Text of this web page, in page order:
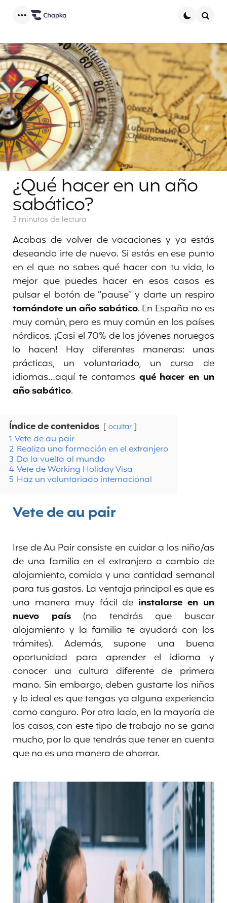
¿Qué hacer en un año
sabático?
3 minutosde lectura
Acabas de volver de vacaciones y ya estás
deseando irte de nuevo. Si estás en ese punto
en el que no sabes qué hacer con tu vida, lo
mejor que puedes hacer en esos casos es
pulsar el botón de “pause” y darte un respiro
tomándote un año sabático. En España no es
muy común, pero es muy común en los países
nórdicos. ¡Casi el 70% de los jóvenes noruegos
lo hacen! Hay diferentes maneras: unas
prácticas, un voluntariado, un curso de
idiomas…aquí te contamosqué hacer en un
año sabático.
Índice de contenidos ocultar
1 Vete de au pair
2 Realiza una formación en el extranjero
3 Da la vuelta al mundo
4 Vete de Working Holiday Visa
5 Haz un voluntariado internacional
Vete de au pair
Irse de Au Pair consiste en cuidar a los niño/as
de una familia en el extranjero a cambio de
alojamiento, comida y una cantidad semanal
para tus gastos. La ventaja principal es que es
una manera muy fácil de instalarse en un
nuevo país(no tendrás que buscar
alojamiento y la familia te ayudará con los
trámites). Además, supone una buena
oportunidad para aprender el idioma y
conocer una cultura diferente de primera
mano. Sin embargo, deben gustarte los niños
y lo ideal es que tengas ya alguna experiencia
como canguro. Por otro lado, en la mayoría de
los casos, con este tipo de trabajo no se gana
mucho, por lo que tendrás que tener en cuenta
que no es una manera de ahorrar.